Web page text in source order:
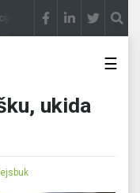
potencijal pretvara u destinaciju
☰
ukida